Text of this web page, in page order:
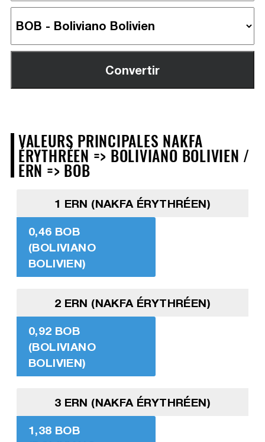
VALEURS PRINCIPALES NAKFA
ÉRYTHRÉEN => BOLIVIANO BOLIVIEN /
ERN => BOB
1 ERN (NAKFA ÉRYTHRÉEN)
0,46 BOB
(BOLIVIANO
BOLIVIEN)
2 ERN (NAKFA ÉRYTHRÉEN)
0,92 BOB
(BOLIVIANO
BOLIVIEN)
3 ERN (NAKFA ÉRYTHRÉEN)
1,38 BOB